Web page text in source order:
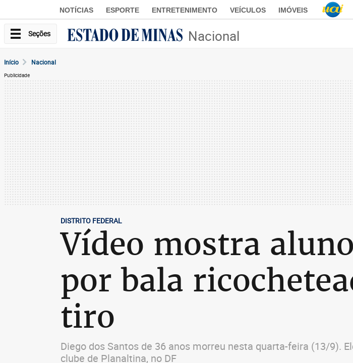
NOTÍCIAS ESPORTE ENTRETENIMENTO VEÍCULOS IMÓVEIS
Seções Nacional
Início Nacional
Publicidade
DISTRITO FEDERAL
Vídeo mostra
por bala
tiro
Diego dos Santos de 36 anos morreu nesta quarta-feira (13/9).
clube de Planaltina, no DF